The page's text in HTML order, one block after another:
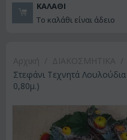
ΚΑΛΆΘΙ
Το καλάθι είναι άδειο
Στεφάνι Τεχνητά
0,80μ.)